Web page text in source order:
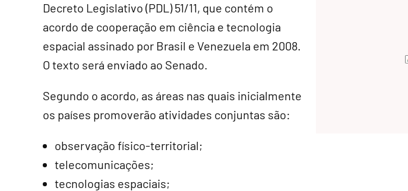
Decreto Legislativo (PDL) 51/11, que contém o
acordo de cooperação em ciência e tecnologia
espacial assinado por Brasil e Venezuela em 2008.
O texto será enviado ao Senado.
Segundo o acordo, as áreas nas quais inicialmente
os países promoverão atividades conjuntas são:
observação físico-territorial;
telecomunicações;
tecnologias espaciais;